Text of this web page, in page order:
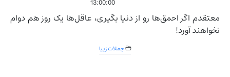
13:00:00
معتقدم اگر احمق‌ها رو از دنیا بگیری، عاقل‌ها یک روز هم دوام
نخواهند آورد!
جملات زیبا